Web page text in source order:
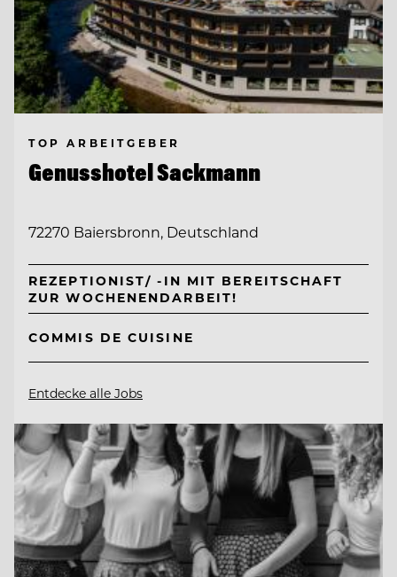
TOP ARBEITGEBER
Genusshotel Sackmann
72270 Baiersbronn, Deutschland
REZEPTIONIST/ -IN MIT BEREITSCHAFT
ZUR WOCHENENDARBEIT!
COMMIS DE CUISINE
Entdecke alle Jobs